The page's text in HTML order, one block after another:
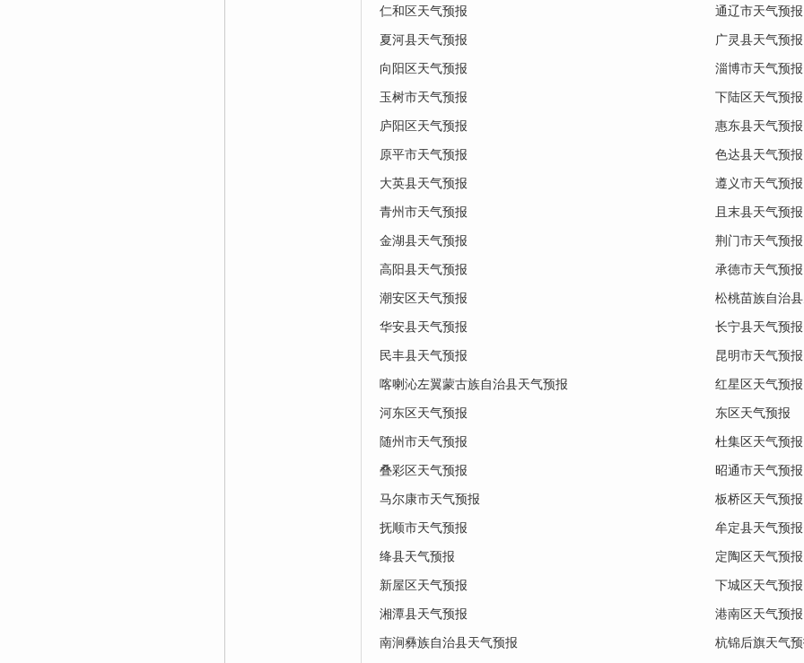
仁和区天气预报
通辽市天气预报
夏河县天气预报
广灵县天气预报
向阳区天气预报
淄博市天气预报
玉树市天气预报
下陆区天气预报
庐阳区天气预报
惠东县天气预报
原平市天气预报
色达县天气预报
大英县天气预报
遵义市天气预报
青州市天气预报
且末县天气预报
金湖县天气预报
荆门市天气预报
高阳县天气预报
承德市天气预报
潮安区天气预报
松桃苗族自治
华安县天气预报
长宁县天气预报
民丰县天气预报
昆明市天气预报
喀喇沁左翼蒙古族自治县天气预报
红星区天气预报
河东区天气预报
东区天气预报
随州市天气预报
杜集区天气预报
叠彩区天气预报
昭通市天气预报
马尔康市天气预报
板桥区天气预报
抚顺市天气预报
牟定县天气预报
绛县天气预报
定陶区天气预报
新屋区天气预报
下城区天气预报
湘潭县天气预报
港南区天气预报
南涧彝族自治县天气预报
杭锦后旗天气